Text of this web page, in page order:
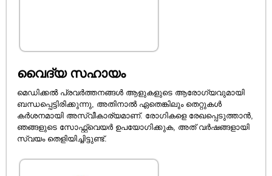
വൈദ്യ സഹായം
മെഡിക്കൽ പ്രവർത്തനങ്ങൾ ആളുകളുടെ ആരോഗ്യവുമായി
ബന്ധപ്പെട്ടിരിക്കുന്നു, അതിനാൽ ഏതെങ്കിലും തെറ്റുകൾ
കർശനമായി അസ്വീകാര്യമാണ്. രോഗികളെ രേഖപ്പെടുത്താൻ,
ഞങ്ങളുടെ സോഫ്റ്റ്‌വെയർ ഉപയോഗിക്കുക, അത് വർഷങ്ങളായി
സ്വയം തെളിയിച്ചിട്ടുണ്ട്.